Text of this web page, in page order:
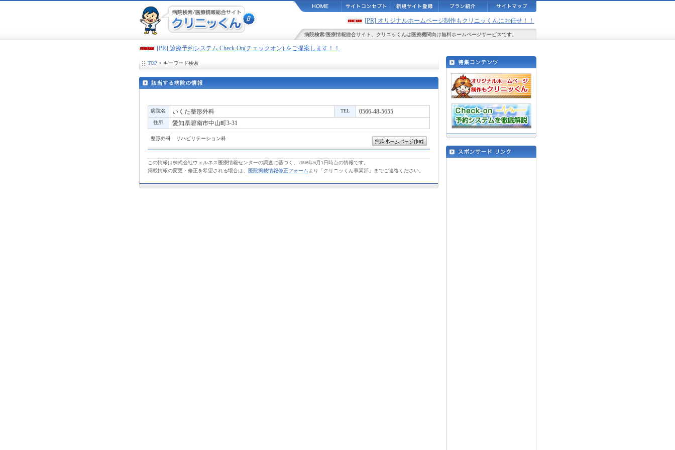
[PR] オリジナルホームページ制作もクリニッくんにお任せ！！
病院検索/医療情報総合サイト、 クリニッくん は医療機関向け無料ホームページサービスです。
[PR] 診療予約システム Check-On(チェックオン) をご提案します！！
TOP > キーワード検索
病院名 いくた整形外科 TEL 0566-48-5655
住所 愛知県碧南市中山町3-31
整形外科 リハビリテーション科
この情報は株式会社ウェルネス医療情報センターの調査に基づく、2008年6月1日時点の情報です。
掲載情報の変更・修正を希望される場合は、
医院掲載情報修正フォーム より「クリニッくん事業部」までご連絡ください。